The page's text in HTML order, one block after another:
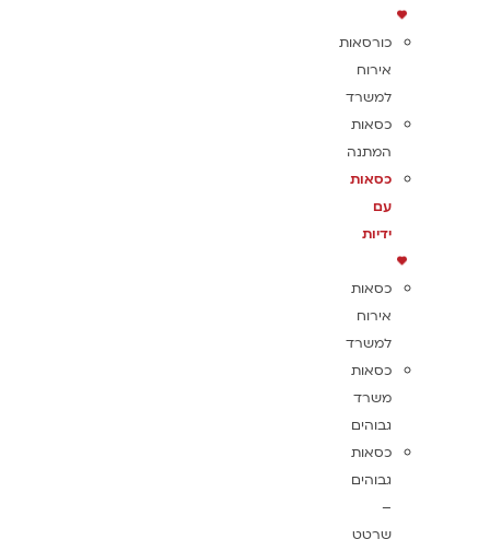
כורסאות
אירוח
למשרד
כסאות
המתנה
כסאות
עם
ידיות
כסאות
אירוח
למשרד
כסאות
משרד
גבוהים
כסאות
גבוהים
–
שרטט